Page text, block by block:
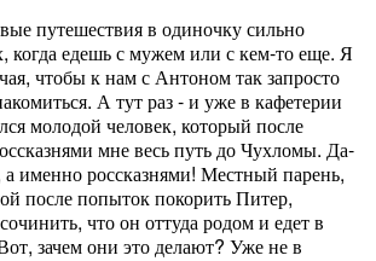
путешествия в одиночку сильно
когда едешь с мужем или с кем-то еще. Я
чтобы к нам с Антоном так запросто
А тут раз - и уже в кафетерии
молодой человек, который после
мне весь путь до Чухломы. Да-
а именно россказнями! Местный парень,
после попыток покорить Питер,
что он оттуда родом и едет в
зачем они это делают? Уже не в